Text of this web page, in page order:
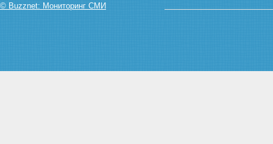
© Buzznet: Мониторинг СМИ